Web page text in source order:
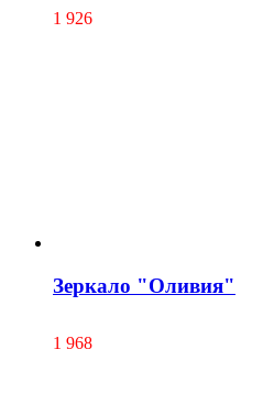
1 926
Зеркало "Оливия"
1 968